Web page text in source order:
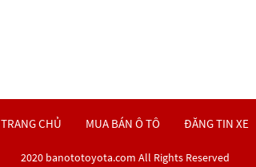
TRANG CHỦ MUA BÁN Ô TÔ ĐĂNG TIN XE
2020 banototoyota.com All Rights Reserved